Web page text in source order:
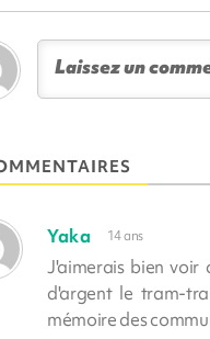
Yaka 14 ans
J'aimerais bien
d'argent le tram-
mémoire des